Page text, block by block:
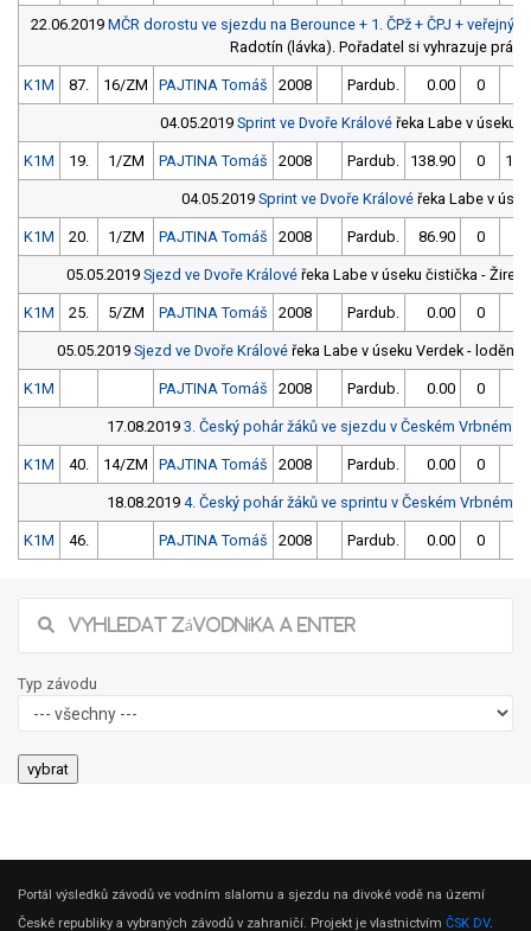
22.06.2019 MČR dorostu ve sjezdu na Berounce + 1. ČPž + ČPJ + veřejný
Radotín (lávka). Pořadatel si vyhrazuje
K1M 87. 16/ZM PAJTINA Tomáš 2008 Pardub. 0.00 0
04.05.2019 Sprint ve Dvoře Králové řeka Labe v úseku
K1M 19. 1/ZM PAJTINA Tomáš 2008 Pardub. 138.90 0
04.05.2019 Sprint ve Dvoře Královéřeka Labe v
K1M 20. 1/ZM PAJTINA Tomáš 2008 Pardub. 86.90 0
05.05.2019 Sjezd ve Dvoře Králové řeka Labe v úseku čistička -
K1M 25. 5/ZM PAJTINA Tomáš 2008 Pardub. 0.00 0
05.05.2019 Sjezd ve Dvoře Královéřeka Labe v úseku Verdek -
K1M PAJTINA Tomáš 2008 Pardub. 0.00 0
17.08.2019 3. Český pohár žáků ve sjezdu v Českém Vrbném +
K1M 40. 14/ZM PAJTINA Tomáš 2008 Pardub. 0.00 0
18.08.2019 4. Český pohár žáků ve sprintu v Českém Vrbném +
K1M 46. PAJTINA Tomáš 2008 Pardub. 0.00 0
Typ závodu
Portál výsledků závodů ve vodním slalomu a sjezdu na divoké vodě na území
České republiky a vybraných závodů v zahraničí. Projekt je vlastnictvím ČSK DV.